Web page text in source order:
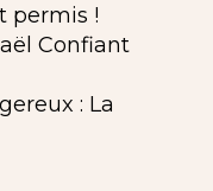
permis !
Confiant
: La